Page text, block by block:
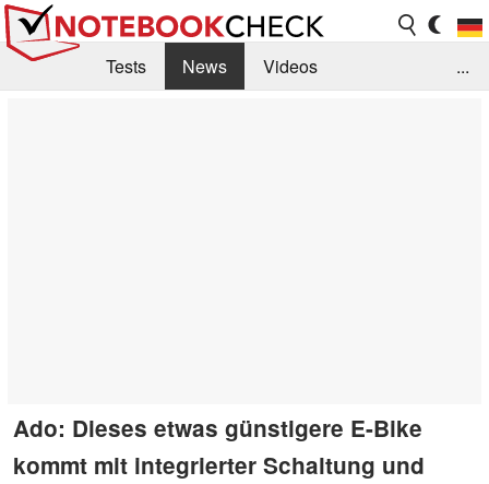
Tests News
Videos
...
Ado: Dieses etwas günstigere E-Bike
kommt mit integrierter Schaltung und